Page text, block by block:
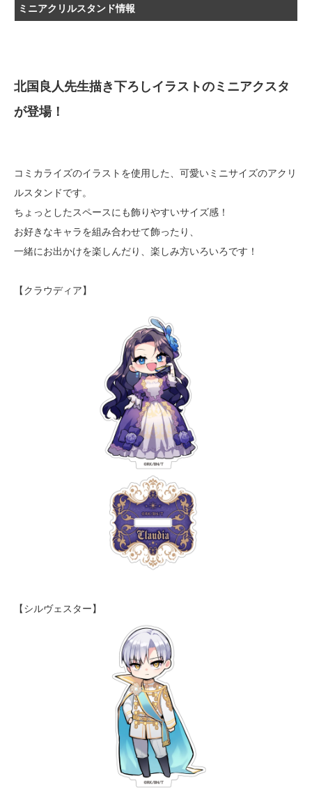
ミニアクリルスタンド情報
北国良人先生描き下ろしイラストのミニアクスタ
が登場！
コミカライズのイラストを使用した、可愛いミニサイズのアクリ
ルスタンドです。
ちょっとしたスペースにも飾りやすいサイズ感！
お好きなキャラを組み合わせて飾ったり、
一緒にお出かけを楽しんだり、楽しみ方いろいろです！
【クラウディア】
【シルヴェスター】